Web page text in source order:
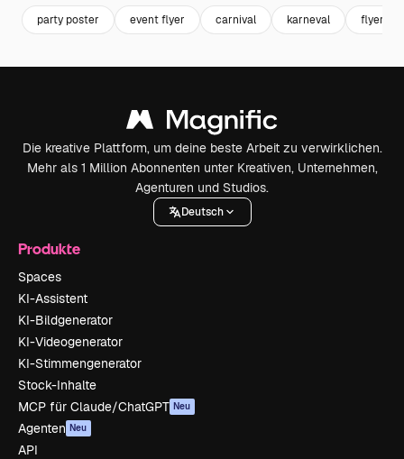
party poster event flyer carnival karneval flyer
Die kreative Plattform, um deine beste Arbeit zu verwirklichen.
Mehr als 1 Million Abonnenten unter Kreativen, Unternehmen,
Agenturen und Studios.
Deutsch
Produkte
Spaces
KI-Assistent
KI-Bildgenerator
KI-Videogenerator
KI-Stimmengenerator
Stock-Inhalte
MCP für Claude/ChatGPT Neu
Agenten Neu
API